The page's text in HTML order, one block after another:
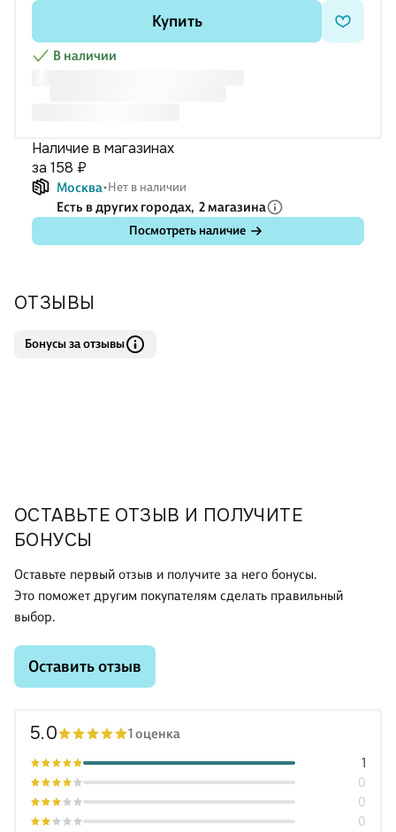
собой. Подойдёт для повседневных зарисовок карандашом
и линерами, а также для творческих идей, которые важно
сохранить.
Купить
В наличии
Наличие в магазинах
за 158 ₽
Москва Нет в наличии
Есть в других городах, 2 магазина
Посмотреть наличие
ОТЗЫВЫ
Бонусы за отзывы
ОСТАВЬТЕ ОТЗЫВ И ПОЛУЧИТЕ
БОНУСЫ
Оставьте первый отзыв и получите за него бонусы.
Это поможет другим покупателям сделать правильный
выбор.
Оставить отзыв
5.0 1 оценка
0
0
0
1